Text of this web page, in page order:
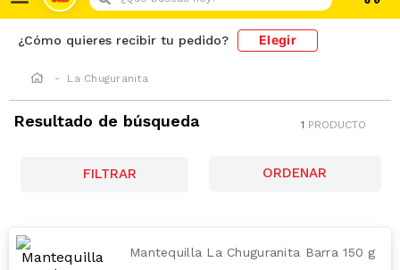
¿Cómo quieres recibir tu pedido? Elegir
La Chuguranita
Resultado de búsqueda 1 PRODUCTO
FILTRAR
Mantequilla La Chuguranita Barra 150 g